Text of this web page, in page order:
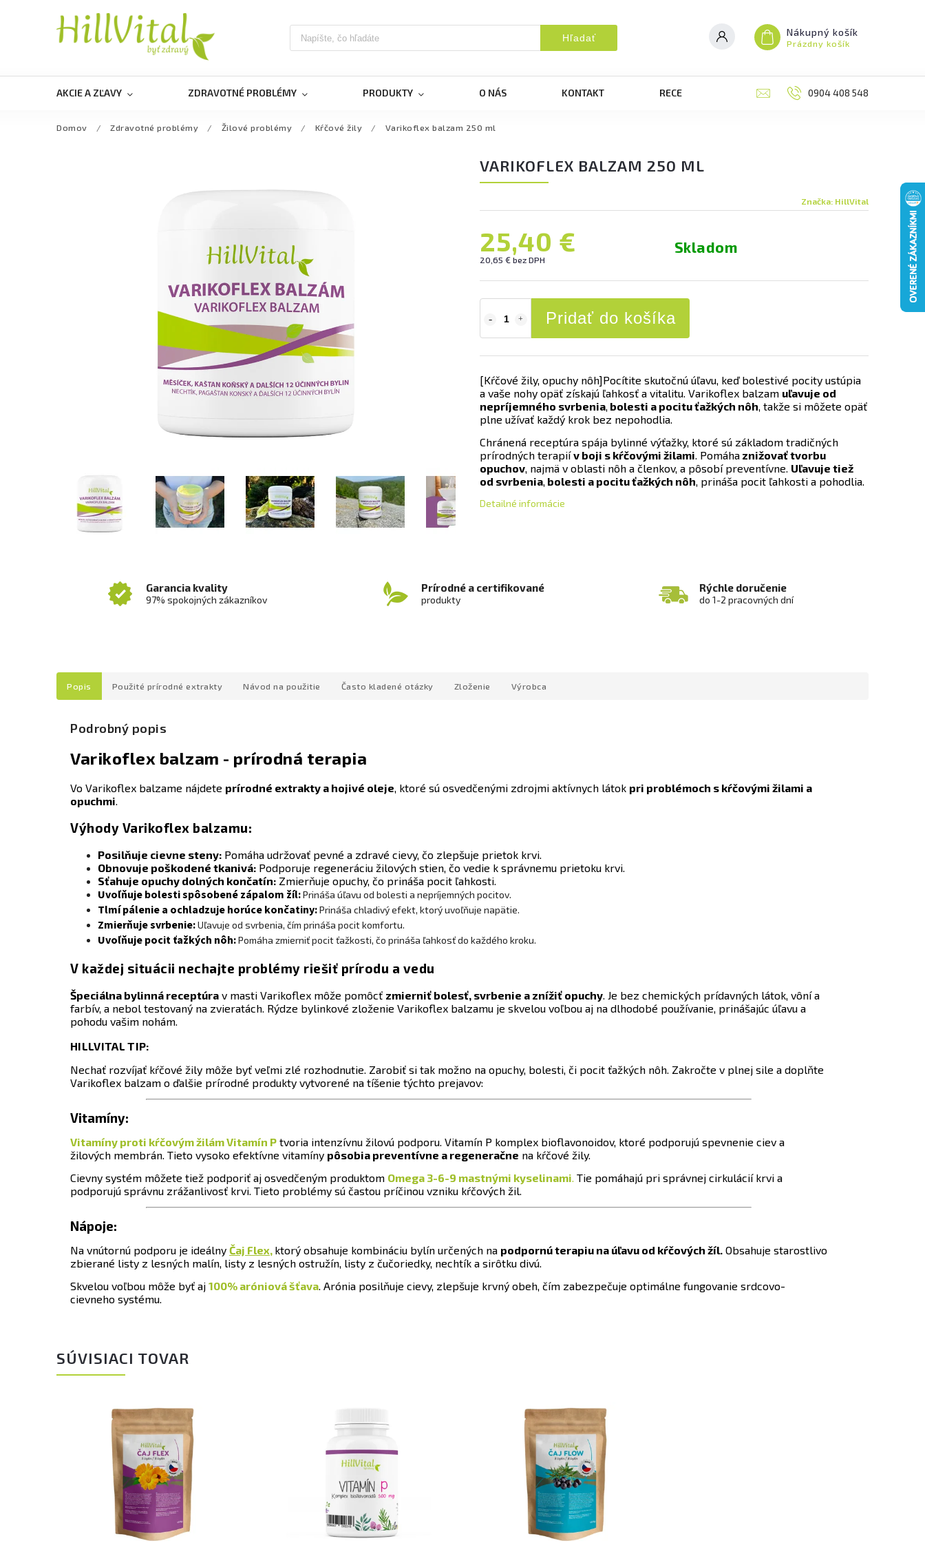
Hľadať Nákupný košík
Prázdny košík
AKCIE A ZĽAVY ZDRAVOTNÉ PROBLÉMY PRODUKTY O NÁS KONTAKT RECENZIE BLOG MOJA
0904 408 548
Domov / Zdravotné problémy / Žilové problémy / Kŕčové žily / Varikoflex balzam 250 ml
VARIKOFLEX BALZAM 250 ML
Značka: HillVital
25,40 €
20,65 € bez DPH
Skladom
Pridať do košíka
[Kŕčové žily, opuchy nôh]Pocítite skutočnú úľavu, keď bolestivé pocity ustúpia
a vaše nohy opäť získajú ľahkosť a vitalitu. Varikoflex balzam uľavuje od
nepríjemného svrbenia, bolesti a pocitu ťažkých nôh, takže si môžete opäť
plne užívať každý krok bez nepohodlia.
Chránená receptúra spája bylinné výťažky, ktoré sú základom tradičných
prírodných terapiív boji s kŕčovými žilami. Pomáha znižovať tvorbu
opuchov, najmä v oblasti nôh a členkov, a pôsobí preventívne. Uľavuje tiež
od svrbenia, bolesti a pocitu ťažkých nôh, prináša pocit ľahkosti a pohodlia.
Detailné informácie
Garancia kvality
97% spokojných zákazníkov
Prírodné a certifikované
produkty
Rýchle doručenie
do 1-2 pracovných dní
Popis Použité prírodné extrakty Návod na použitie Často kladené otázky Zloženie Výrobca
Podrobný popis
Varikoflex balzam - prírodná terapia
Vo Varikoflex balzame nájdete prírodné extrakty a hojivé oleje , ktoré sú osvedčenými zdrojmi aktívnych látok pri problémoch s kŕčovými žilami a
opuchmi
Výhody Varikoflex balzamu:
Posilňuje cievne steny: Pomáha udržovať pevné a zdravé cievy, čo zlepšuje prietok krvi.
Obnovuje poškodené tkanivá: Podporuje regeneráciu žilových stien, čo vedie k správnemu prietoku krvi.
Sťahuje opuchy dolných končatín: Zmierňuje opuchy, čo prináša pocit ľahkosti.
Uvoľňuje bolesti spôsobené zápalom žíl:Prináša úľavu od bolesti a nepríjemných pocitov.
Tlmí pálenie a ochladzuje horúce končatiny:Prináša chladivý efekt, ktorý uvoľňuje napätie.
Zmierňuje svrbenie:Uľavuje od svrbenia, čím prináša pocit komfortu.
Uvoľňuje pocit ťažkých nôh:Pomáha zmierniť pocit ťažkosti, čo prináša ľahkosť do každého kroku.
V každej situácii nechajte problémy riešiť prírodu a vedu
Špeciálna bylinná receptúra v masti Varikoflex môže pomôcť zmierniť bolesť, svrbenie a znížiť opuchy. Je bez chemických prídavných látok, vôní a
farbív, a nebol testovaný na zvieratách. Rýdze bylinkové zloženie Varikoflex balzamu je skvelou voľbou aj na dlhodobé používanie, prinášajúc úľavu a
pohodu vašim nohám.
HILLVITAL TIP:
Nechať rozvíjať kŕčové žily môže byť veľmi zlé rozhodnutie. Zarobiť si tak možno na opuchy, bolesti, či pocit ťažkých nôh. Zakročte v plnej sile a doplňte
Varikoflex balzam o ďalšie prírodné produkty vytvorené na tíšenie týchto prejavov:
Vitamíny:
Vitamíny proti kŕčovým žilám Vitamín P tvoria intenzívnu žilovú podporu. Vitamín P komplex bioflavonoidov, ktoré podporujú spevnenie ciev a
žilových membrán. Tieto vysoko efektívne vitamíny pôsobia preventívne a regeneračne na kŕčové žily.
Cievny systém môžete tiež podporiť aj osvedčeným produktom Omega 3-6-9 mastnými kyselinami. Tie pomáhajú pri správnej cirkulácií krvi a
podporujú správnu zrážanlivosť krvi. Tieto problémy sú častou príčinou vzniku kŕčových žil.
Nápoje:
Na vnútornú podporu je ideálny Čaj Flex, ktorý obsahuje kombináciu bylín určených na podpornú terapiu na úľavu od kŕčových žíl. Obsahuje starostlivo
zbierané listy z lesných malín, listy z lesných ostružín, listy z čučoriedky, nechtík a sirôtku divú.
Skvelou voľbou môže byť aj 100% aróniová šťava. Arónia posilňuje cievy, zlepšuje krvný obeh, čím zabezpečuje optimálne fungovanie srdcovo-
cievneho systému.
SÚVISIACI TOVAR